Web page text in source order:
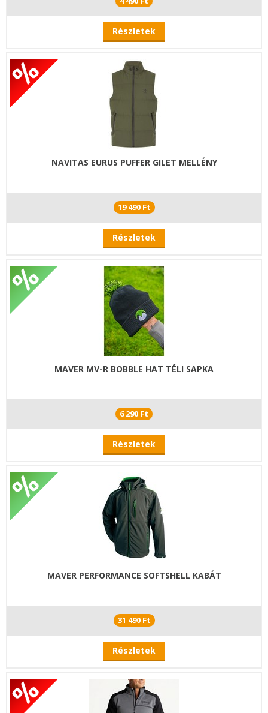
Részletek
NAVITAS EURUS PUFFER GILET MELLÉNY
19 490 Ft
Részletek
MAVER MV-R BOBBLE HAT TÉLI SAPKA
6 290 Ft
Részletek
MAVER PERFORMANCE SOFTSHELL KABÁT
31 490 Ft
Részletek